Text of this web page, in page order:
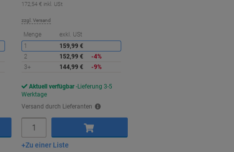
sparen
172,54 € inkl. USt
zzgl. Versand
Menge exkl. USt
1
159,99 €
2
152,99 €
-4%
3+
144,99 € -9%
Aktuell verfügbar Lieferung 3-5
Werktage
Versand durch Lieferanten
In den Warenkorb
Zu einer Liste